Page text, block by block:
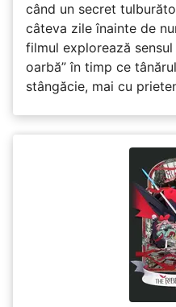
când un secret
câteva zile înainte de
filmul explorează
oarbă” în timp ce
stângăcie, mai cu